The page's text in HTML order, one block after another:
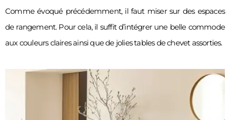
Comme évoqué précédemment, il faut miser sur des espaces
de rangement. Pour cela, il suffit d’intégrer une belle commode
aux couleurs claires ainsi que de jolies tables de chevet assorties.